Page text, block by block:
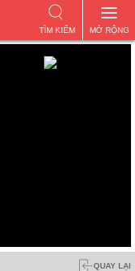
MỞ RỘNG
TÌM KIẾM
QUAY LẠI